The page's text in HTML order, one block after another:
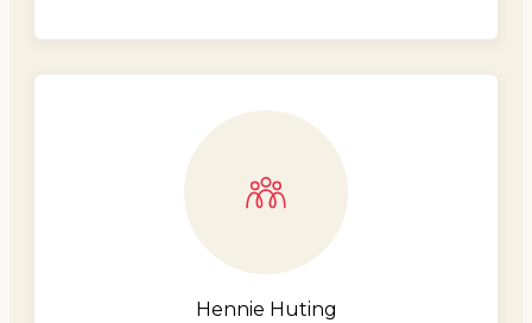
Hennie Huting